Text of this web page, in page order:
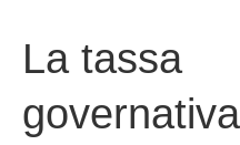
Requisiti
La tassa